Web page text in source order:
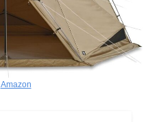
Amazon